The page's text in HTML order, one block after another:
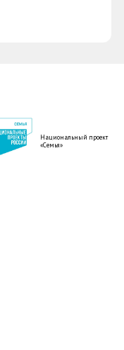
Национальный проект
«Семья»